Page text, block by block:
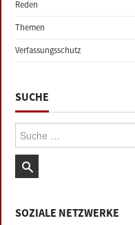
Reden
Themen
Verfassungsschutz
SUCHE
Suche:
SOZIALE NETZWERKE